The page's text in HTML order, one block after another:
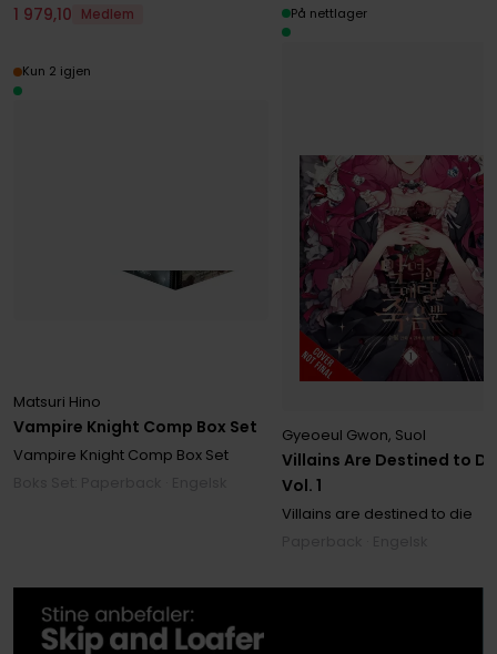
Vampire Knight Comp Box Set
Matsuri Hino
Vampire Knight Comp Box Set
1 979,10 Medlem
Kun 2 igjen
Villains Are Destined to
Vol. 1
Gyeoeul Gwon, Suol
Villains are destined to die
På nettlager